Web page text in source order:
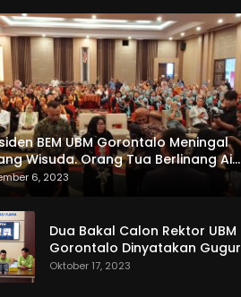
BEM UBM Gorontalo Meningal
Wisuda. Orang Tua Berlinang Air
Menerima SKL dan Pemasangan
6, 2023
Dua Bakal Calon Rektor UBM
Gorontalo Dinyatakan Gugur
Oktober 17, 2023